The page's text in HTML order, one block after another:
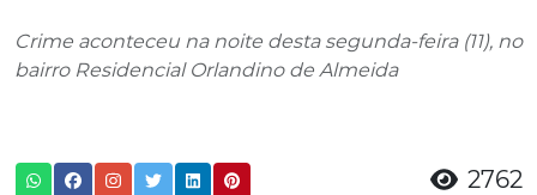
Crime aconteceu na noite desta segunda-feira (11), no
bairro Residencial Orlandino de Almeida
2762